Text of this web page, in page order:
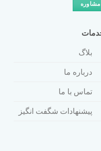
مشاوره
بلاگ
درباره ما
تماس با ما
پیشنهادات شگفت انگیز